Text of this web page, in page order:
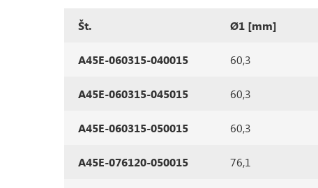
Št. Ø1 [mm]
A45E-060315-040015 60,3
A45E-060315-045015 60,3
A45E-060315-050015 60,3
A45E-076120-050015 76,1